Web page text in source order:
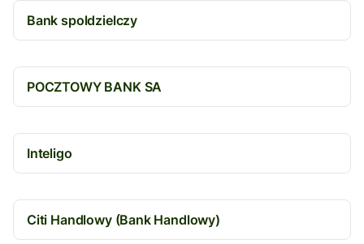
Bank spoldzielczy
POCZTOWY BANK SA
Inteligo
Citi Handlowy (Bank Handlowy)